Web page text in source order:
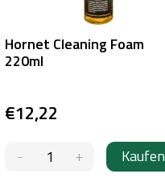
Hornet Cleaning Foam
220ml
€12,22
Kaufen